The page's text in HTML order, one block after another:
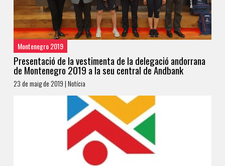
Montenegro 2019
Presentació de la vestimenta de la delegació andorrana
de Montenegro 2019 a la seu central de Andbank
23 de maig de 2019 | Notícia